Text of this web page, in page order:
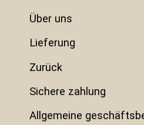
über uns
lieferung
zurück
sichere zahlung
allgemeine